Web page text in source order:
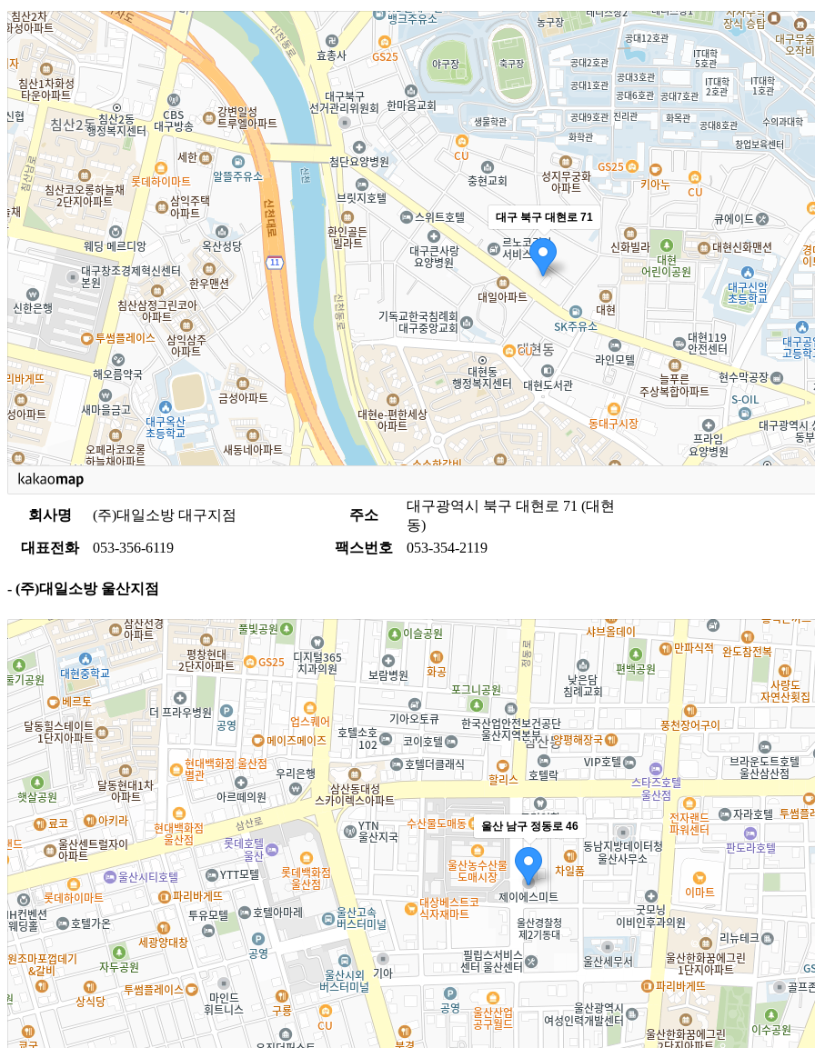
대구 북구 대현로 71
회사명 (주)대일소방 대구지점 주소
대구광역시 북구 대현로 71 (대현
동)
대표전화
053-356-6119 팩스번호 053-354-2119
- (주)대일소방 울산지점
울산 남구 정동로 46